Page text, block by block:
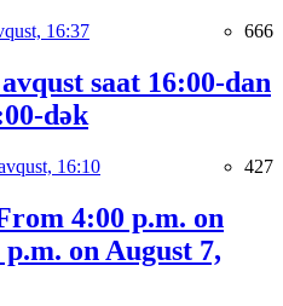
16:37 666
saat 16:00-dan
dək
16:10 427
4:00 p.m. on
on August 7,